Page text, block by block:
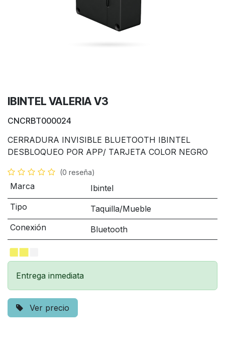
IBINTEL VALERIA V3
CNCRBT000024
CERRADURA INVISIBLE BLUETOOTH IBINTEL
DESBLOQUEO POR APP/ TARJETA COLOR NEGRO
(0 reseña)
Marca
Ibintel
Tipo
Taquilla/Mueble
Conexión
Bluetooth
Entrega inmediata
Ver precio